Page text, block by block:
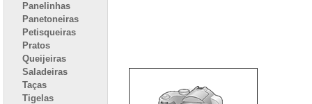
Panelinhas
Panetoneiras
Petisqueiras
Pratos
Queijeiras
Saladeiras
Taças
Tigelas